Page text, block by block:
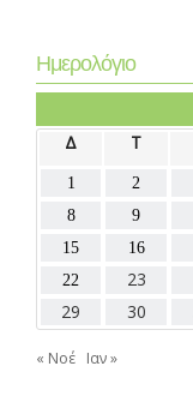
Ημερολόγιο
Δ
Τ
1 2
8 9
15
16
22
23
29
30
« Νοέ Ιαν »